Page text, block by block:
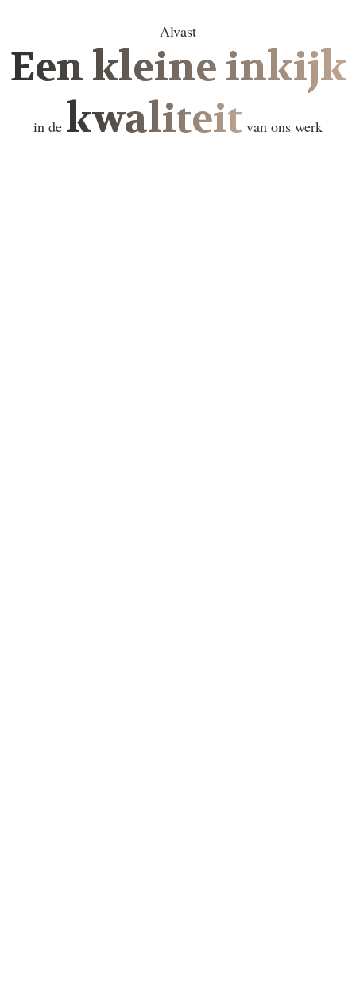
Alvast
Een kleine inkijk
in de kwaliteit van ons werk